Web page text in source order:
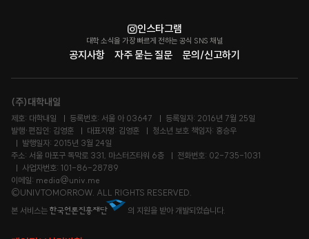
공지사항 자주 묻는 질문 문의/신고하기
인스타그램
대학 소식을 가장 빠르게 전하는 공식 SNS 채널
(주)대학내일
제호: 대학내일 등록번호: 서울 아 03647
등록일자: 2016년 7월 25일
발행·편집인: 김영훈
대표자명: 김영훈
청소년 보호 책임자: 홍승우
발행일자: 2015년 3월 24일
주소: 서울 마포구 독막로 331, 마스터즈타워 6층
전화번호: 02-735-1031
사업자번호: 101-86-28789
이메일: media@univ.me
©UNIVTOMORROW. ALL RIGHTS RESERVED.
본 서비스는
의 지원을 받아 개발되었습니다.